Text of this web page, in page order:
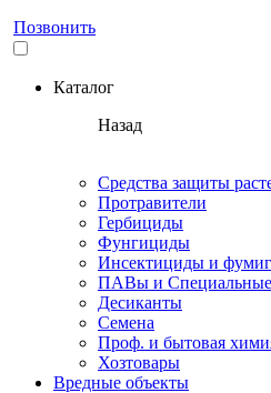
Позвонить
Каталог
Назад
Средства защиты
Протравители
Гербициды
Фунгициды
Инсектициды и
ПАВы и Специальные
Десиканты
Семена
Проф. и бытовая
Хозтовары
Вредные объекты